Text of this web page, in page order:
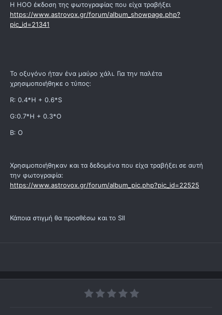
Η ΗΟΟ έκδοση της φωτογραφίας που είχα τραβήξει
https://www.astrovox.gr/forum/album_showpage.php?
pic_id=21341
Το οξυγόνο ήταν ένα μαύρο χάλι. Για την παλέτα
χρησιμοποιήθηκε ο τύπος:
R: 0.4*H + 0.6*S
G:0.7*H + 0.3*O
B: O
Χρησιμοποιήθηκαν και τα δεδομένα που είχα τραβήξει σε αυτή
την φωτογραφία:
https://www.astrovox.gr/forum/album_pic.php?pic_id=22525
Κάποια στιγμή θα προσθέσω και το SII